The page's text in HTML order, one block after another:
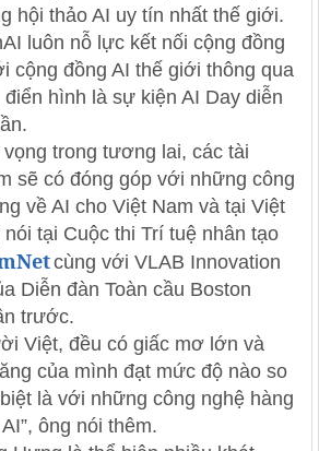
hội thảo AI uy tín nhất thế giới.
luôn nỗ lực kết nối cộng đồng
cộng đồng AI thế giới thông qua
hình là sự kiện AI Day diễn
vọng trong tương lai, các tài
sẽ có đóng góp với những công
về AI cho Việt Nam và tại Việt
nói tại Cuộc thi Trí tuệ nhân tạo
cùng với VLAB Innovation
Diễn đàn Toàn cầu Boston
trước.
Việt, đều có giấc mơ lớn và
của mình đạt mức độ nào so
là với những công nghệ hàng
ông nói thêm.